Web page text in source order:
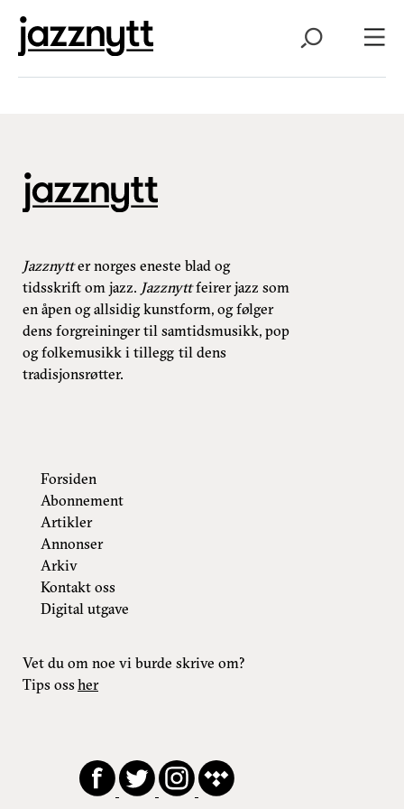
Jazznytter norges eneste blad og
tidsskrift om jazz. Jazznyttfeirer jazz som
en åpen og allsidig kunstform, og følger
dens forgreininger til samtidsmusikk, pop
og folkemusikk i tillegg til dens
tradisjonsrøtter.
Forsiden
Abonnement
Artikler
Annonser
Arkiv
Kontakt oss
Digital utgave
Vet du om noe vi burde skrive om?
Tips ossher